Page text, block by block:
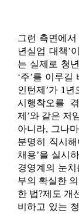
그런 측면에
년실업 대책’
는 실제로 청
‘주’를 이루길
인턴제’가 1
시행착오를
제’와 같은 저
아니라, 그나
분명히 직시
채용’을 실시
경영계의 눈
부의 확실한
한 법?제도 개
비하고 있는